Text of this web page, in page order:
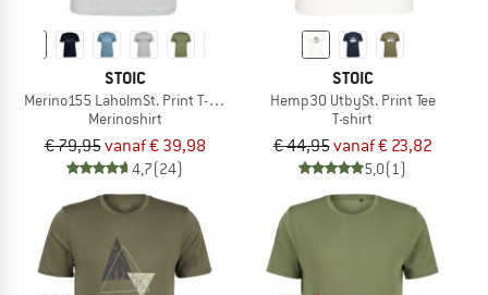
STOIC
Merino155 LaholmSt. Print T-Shirt Lines
Merinoshirt
€ 79,95vanaf € 39,98
4,7(24)
STOIC
Hemp30 UtbySt. Print Tee
T-shirt
€ 44,95vanaf € 23,82
5,0(1)